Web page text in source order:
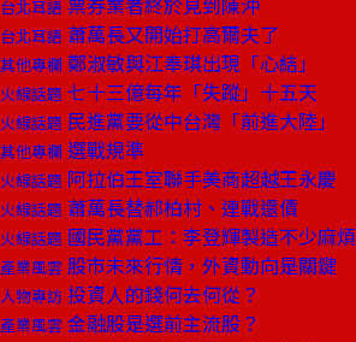
台北耳語
台北耳語 蕭萬長又開始打高爾夫了
其他專欄 鄭淑敏與江奉琪出現「心結」
火線話題 七十三億每年「失蹤」十五天
火線話題 民進黨要從中台灣「前進大陸」
其他專欄 選戰規準
火線話題 阿拉伯王室聯手美商超越王永慶
火線話題 蕭萬長替郝柏村、連戰還債
火線話題 國民黨黨工：李登輝製造不少麻煩
產業風雲 股市未來行情，外資動向是關鍵
人物專訪 投資人的錢何去何從？
產業風雲 金融股是選前主流股？